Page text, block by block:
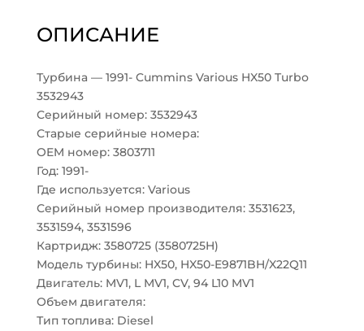
ОПИСАНИЕ
Турбина — 1991- Cummins Various HX50 Turbo
3532943
Серийный номер: 3532943
Старые серийные номера:
OEM номер: 3803711
Год: 1991-
Где используется: Various
Серийный номер производителя: 3531623,
3531594, 3531596
Картридж: 3580725 (3580725H)
Модель турбины: HX50, HX50-E9871BH/X22Q11
Двигатель: MV1, L MV1, CV, 94 L10 MV1
Объем двигателя:
Тип топлива: Diesel